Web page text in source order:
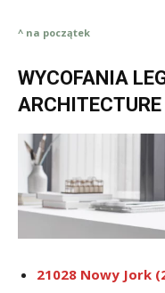
^ na początek
WYCOFANIA
ARCHITECTURE
21028 Nowy Jork